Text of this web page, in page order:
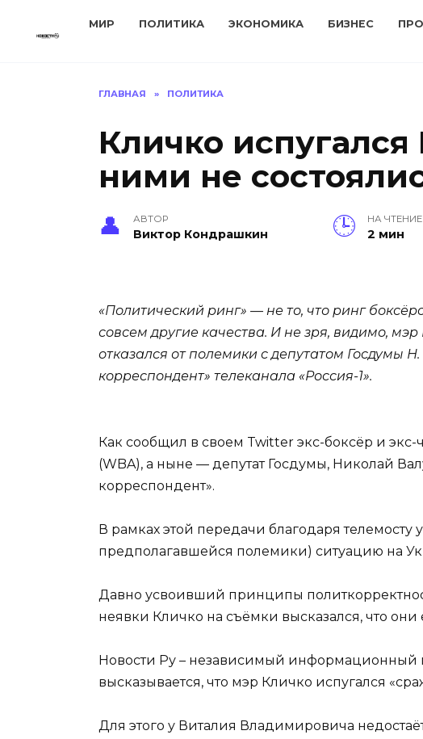
МИР ПОЛИТИКА ЭКОНОМИКА БИЗНЕС
ГЛАВНАЯ » ПОЛИТИКА
Кличко
ними не
АВТОР
Виктор Кондрашкин
НА ЧТЕНИЕ
2 мин
«Политический ринг» — не то, что ринг
совсем другие качества. И не зря, видимо,
отказался от полемики с депутатом Госдумы
корреспондент» телеканала «Россия-1».
Как сообщил в своем Twitter экс-боксёр и
(WBA), а ныне — депутат Госдумы, Николай
корреспондент».
В рамках этой передачи благодаря
предполагавшейся полемики) ситуацию на
Давно усвоивший принципы
неявки Кличко на съёмки высказался, что
Новости Ру – независимый информационный
высказывается, что мэр Кличко испугался
Для этого у Виталия Владимировича